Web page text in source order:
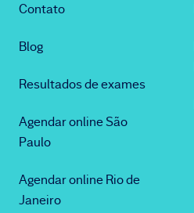
Contato
Blog
Resultados de exames
Agendar online São
Paulo
Agendar online Rio de
Janeiro